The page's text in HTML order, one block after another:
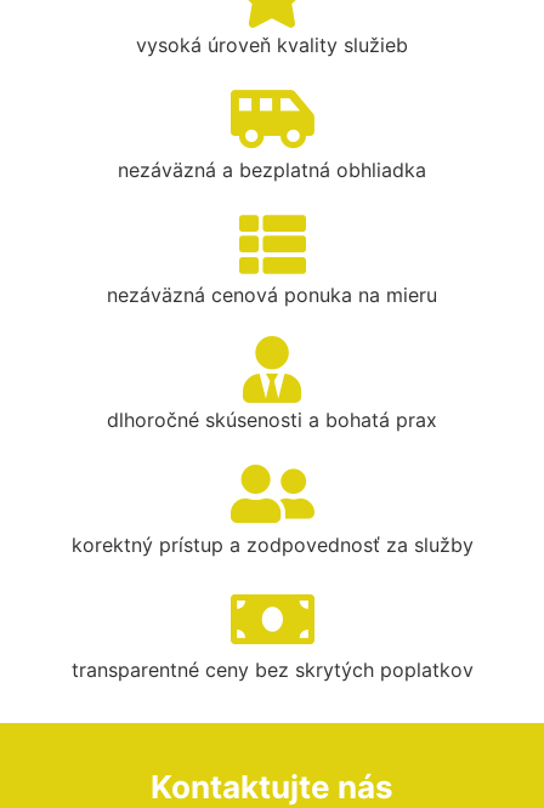
vysoká úroveň kvality služieb
nezáväzná a bezplatná obhliadka
nezáväzná cenová ponuka na mieru
dlhoročné skúsenosti a bohatá prax
korektný prístup a zodpovednosť za služby
transparentné ceny bez skrytých poplatkov
Kontaktujte nás